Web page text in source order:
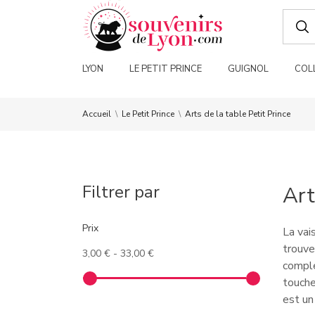
LYON LE PETIT PRINCE GUIGNOL
Accueil Le Petit Prince Arts de la table Petit Prince
Filtrer par
Prix
3,00 € - 33,00 €
La
est